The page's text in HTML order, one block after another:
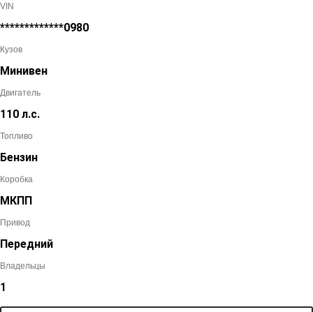
VIN
*************0980
Кузов
Минивен
Двигатель
110 л.с.
Топливо
Бензин
Коробка
МКПП
Привод
Передний
Владельцы
1